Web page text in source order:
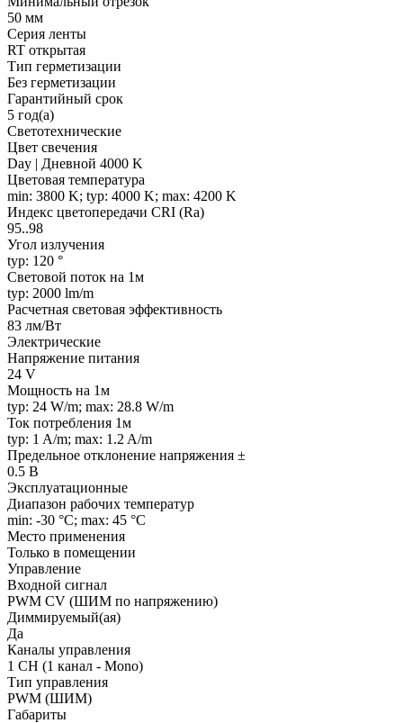
50 мм
Серия ленты
RT открытая
Тип герметизации
Без герметизации
Гарантийный срок
5 год(а)
Светотехнические
Цвет свечения
Day | Дневной 4000 K
Цветовая температура
min: 3800 K; typ: 4000 K; max: 4200 K
Индекс цветопередачи CRI (Ra)
95..98
Угол излучения
typ: 120 °
Световой поток на 1м
typ: 2000 lm/m
Расчетная световая эффективность
83 лм/Вт
Электрические
Напряжение питания
24 V
Мощность на 1м
typ: 24 W/m; max: 28.8 W/m
Ток потребления 1м
typ: 1 A/m; max: 1.2 A/m
Предельное отклонение напряжения ±
0.5 В
Эксплуатационные
Диапазон рабочих температур
min: -30 °C; max: 45 °C
Место применения
Только в помещении
Управление
Входной сигнал
PWM СV (ШИМ по напряжению)
Диммируемый(ая)
Да
Каналы управления
1 CH (1 канал - Mono)
Тип управления
PWM (ШИМ)
Габариты